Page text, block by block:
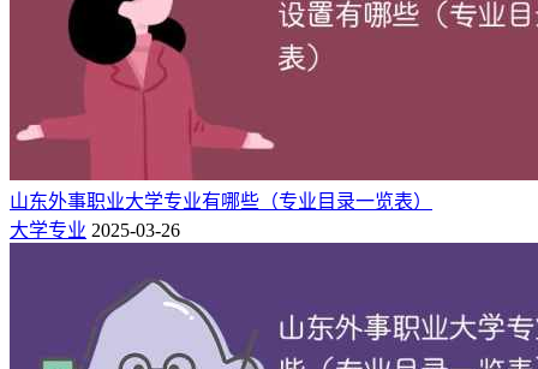
环境工程
光电信息科学与工程
装备工程学院
武器发射工程
智能无人系统技术
山东外事职业大学专业有哪些（专业目录一览表）
大学专业 2025-03-26